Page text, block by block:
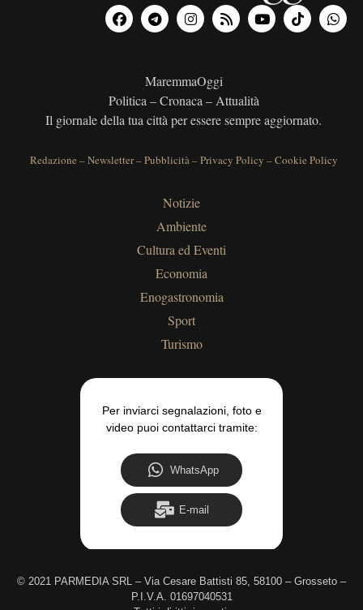
MaremmaOggi
Politica – Cronaca – Attualità
Il giornale della tua città per essere sempre aggiornato.
Redazione –Newsletter–Pubblicità–Privacy Policy –Cookie Policy
Notizie
Ambiente
Cultura ed Eventi
Economia
Enogastronomia
Sport
Turismo
Per inviarci segnalazioni, foto e
video puoi contattarci tramite:
WhatsApp
E-mail
© 2021 PARMEDIA SRL – Via Cesare Battisti 85, 58100 – Grosseto –
P.I.V.A. 01697040531